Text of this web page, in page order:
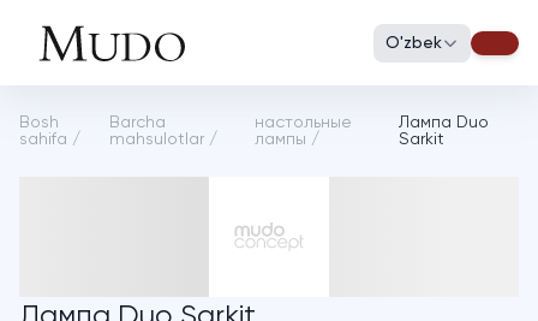
O'zbek
Bosh
sahifa /
Barcha
mahsulotlar /
настольные
лампы /
Лампа Duo
Sarkit